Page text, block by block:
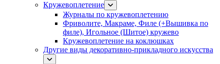
Кружевоплетение
Журналы по кружевоплетению
Фриволите, Макраме, Филе (+Вышивка по
филе), Игольное (Шитое) кружево
Кружевоплетение на коклюшках
Другие виды декоративно-прикладного искусства